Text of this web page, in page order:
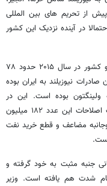
از تحریم های بین المللی
در آینده نزدیک این کشور
طبق اعلام مرکز آمار نیوزیلند، کل روابط تجاری دو کشور در سال ۲۰۱۵ حدود ۷۸
است که از این میزان ۷۴ میلیون صادرات نیوزیلند به ایران بوده
به ولینگتون بوده است. این در
حالیست که در سال ۲۰۰۶ و در سال پایانی دولت اصلاحات این عدد ۱۸۲ میلیون
مضاعف و قطع خرید نفت
جنبه مثبت به خود گرفته و
شدت هم یافته است. وزیر